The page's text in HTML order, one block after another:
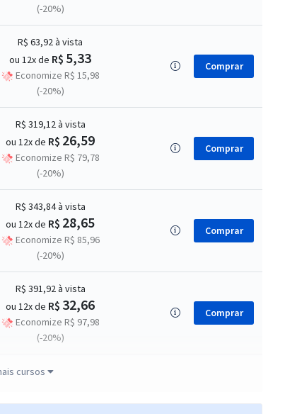
(-20%)
R$ 63,92à vista
ou 12x de R$ 5,33
Economize R$ 15,98
(-20%)
Comprar
R$ 319,12à vista
ou 12x de R$ 26,59
Economize R$ 79,78
(-20%)
Comprar
R$ 343,84à vista
ou 12x de R$ 28,65
Economize R$ 85,96
(-20%)
Comprar
R$ 391,92à vista
ou 12x de R$ 32,66
Economize R$ 97,98
(-20%)
Comprar
R$ 263,84
Economize R$ 65,96
cursos